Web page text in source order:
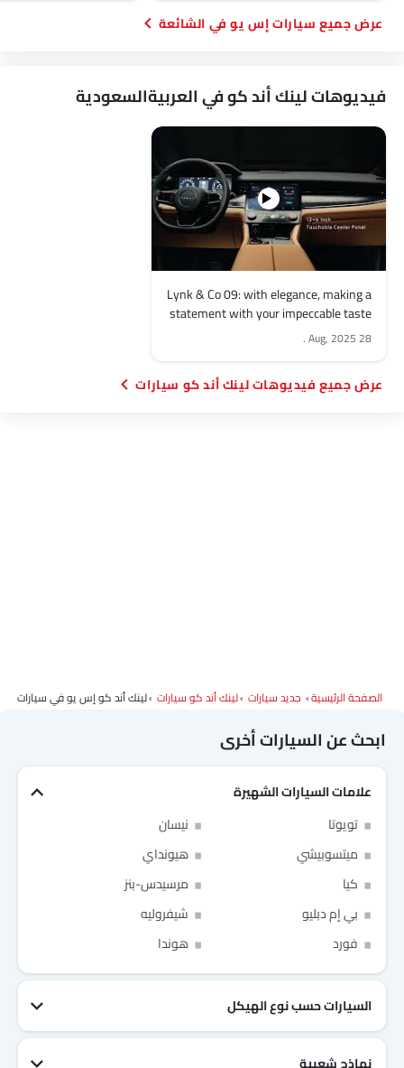
سيارات إس يو في الشائعة
فيديوهات لينك أند كو في العربيةالسعودية
Lynk & Co 09: with elegance, making a
statement with your impeccable taste
28 Aug, 2025
.
فيديوهات لينك أند كو سيارات
الصفحة الرئيسية جديد سيارات لينك أند كو سيارات لينك أند كو إس يو في سيارات
ابحث عن السيارات أخرى
علامات السيارات الشهيرة
تويوتا
نيسان
ميتسوبيشي
هيونداي
كيا
مرسيدس-بنز
بي إم دبليو
شيفروليه
فورد
هوندا
السيارات حسب نوع الهيكل
I have read and agree to theشروط الاستخدامand سياسة
Link Your Google Account
Link Your Facebook Account